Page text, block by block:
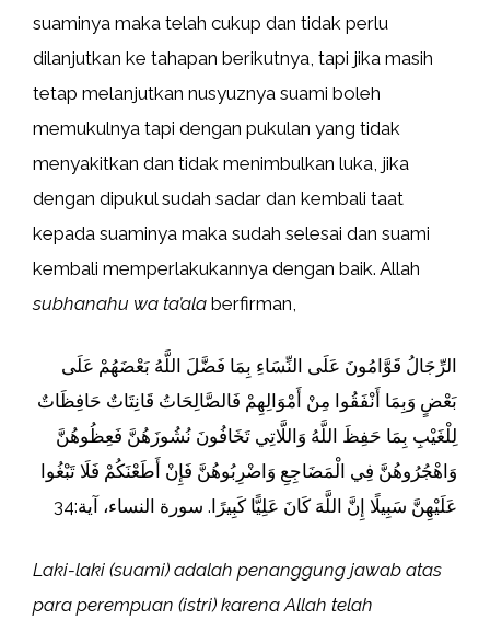
suaminya maka telah cukup dan tidak perlu
dilanjutkan ke tahapan berikutnya, tapi jika masih
tetap melanjutkan nusyuznya suami boleh
memukulnya tapi dengan pukulan yang tidak
menyakitkan dan tidak menimbulkan luka, jika
dengan dipukul sudah sadar dan kembali taat
kepada suaminya maka sudah selesai dan suami
kembali memperlakukannya dengan baik. Allah
subhanahu wa ta’ala berfirman,
الرِّجَالُ قَوَّامُونَ عَلَى النِّسَاءِ بِمَا فَضَّلَ اللَّهُ بَعْضَهُمْ عَلَى
بَعْضٍ وَبِمَا أَنْفَقُوا مِنْ أَمْوَالِهِمْ فَالصَّالِحَاتُ قَانِتَاتٌ حَافِظَاتٌ
لِلْغَيْبِ بِمَا حَفِظَ اللَّهُ وَاللَّاتِي تَخَافُونَ نُشُوزَهُنَّ فَعِظُوهُنَّ
وَاهْجُرُوهُنَّ فِي الْمَضَاجِعِ وَاضْرِبُوهُنَّ فَإِنْ أَطَعْنَكُمْ فَلَا تَبْغُوا
عَلَيْهِنَّ سَبِيلًا إِنَّ اللَّهَ كَانَ عَلِيًّا كَبِيرًا. سورة النساء، آية:34
Laki-laki (suami) adalah penanggung jawab atas
para perempuan (istri) karena Allah telah